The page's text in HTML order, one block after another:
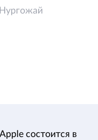
состоится в